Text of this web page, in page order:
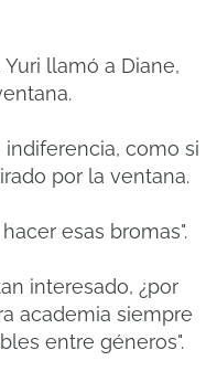
llamó a Diane,
como si
por la ventana.
esas bromas".
interesado, ¿por
academia siempre
entre géneros".